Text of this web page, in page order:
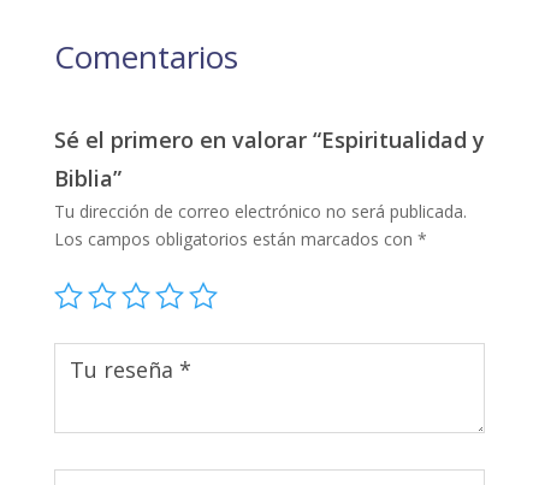
Comentarios
Sé el primero en valorar “Espiritualidad y
Biblia”
Tu dirección de correo electrónico no será publicada.
Los campos obligatorios están marcados con *